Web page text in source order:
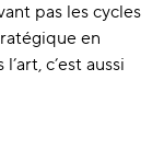
pas les cycles
en
c’est aussi